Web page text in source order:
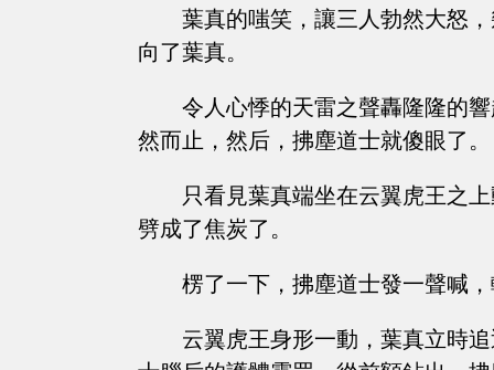
葉真的嗤笑，讓三人勃然大怒
向了葉真。
令人心悸的天雷之聲轟隆隆的
然而止，然后，拂塵道士就傻眼了。
只看見葉真端坐在云翼虎王之
劈成了焦炭了。
楞了一下，拂塵道士發一聲喊
云翼虎王身形一動，葉真立時